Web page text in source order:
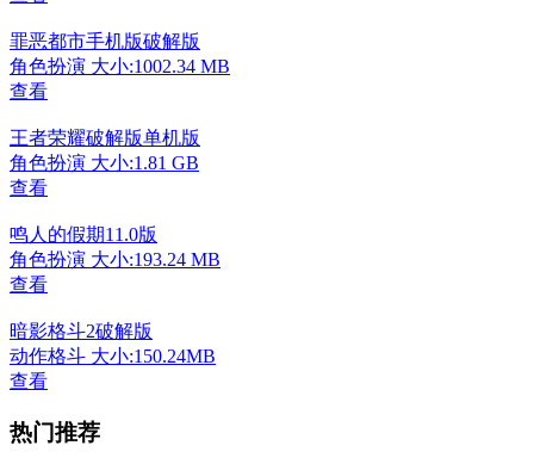
罪恶都市手机版破解版
角色扮演 大小:1002.34 MB
查看
王者荣耀破解版单机版
角色扮演 大小:1.81 GB
查看
鸣人的假期11.0版
角色扮演 大小:193.24 MB
查看
暗影格斗2破解版
动作格斗 大小:150.24MB
查看
热门推荐